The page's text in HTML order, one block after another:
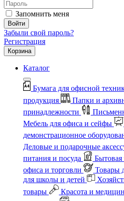
Запомнить меня
Войти
Забыли свой пароль?
Регистрация
Корзина
Каталог
Бумага для офисной
продукция
Папки и
принадлежности
Мебель для офиса и сейфы
демонстрационное
Деловые и подарочные
питания и посуда
Бытовая
офиса и торговли
Товары
для школы и детей
товары
Красота и